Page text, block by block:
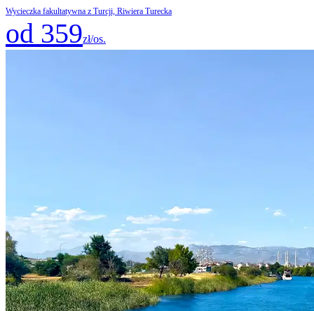
Wycieczka fakultatywna z Turcji, Riwiera Turecka
od 359zł/os.